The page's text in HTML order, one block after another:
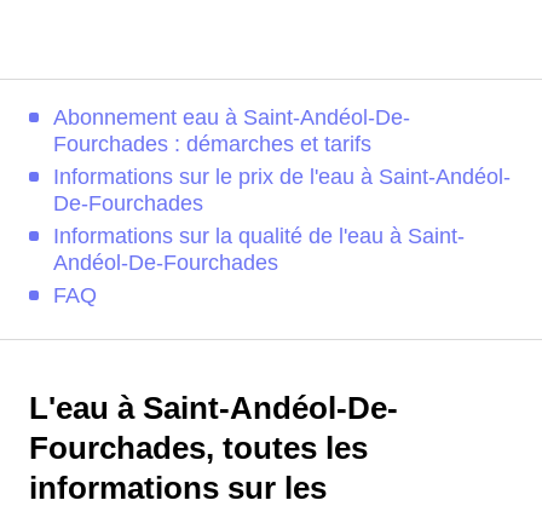
Abonnement eau à Saint-Andéol-De-
Fourchades : démarches et tarifs
Informations sur le prix de l'eau à Saint-Andéol-
De-Fourchades
Informations sur la qualité de l'eau à Saint-
Andéol-De-Fourchades
FAQ
L'eau à Saint-Andéol-De-
Fourchades, toutes les
informations sur les